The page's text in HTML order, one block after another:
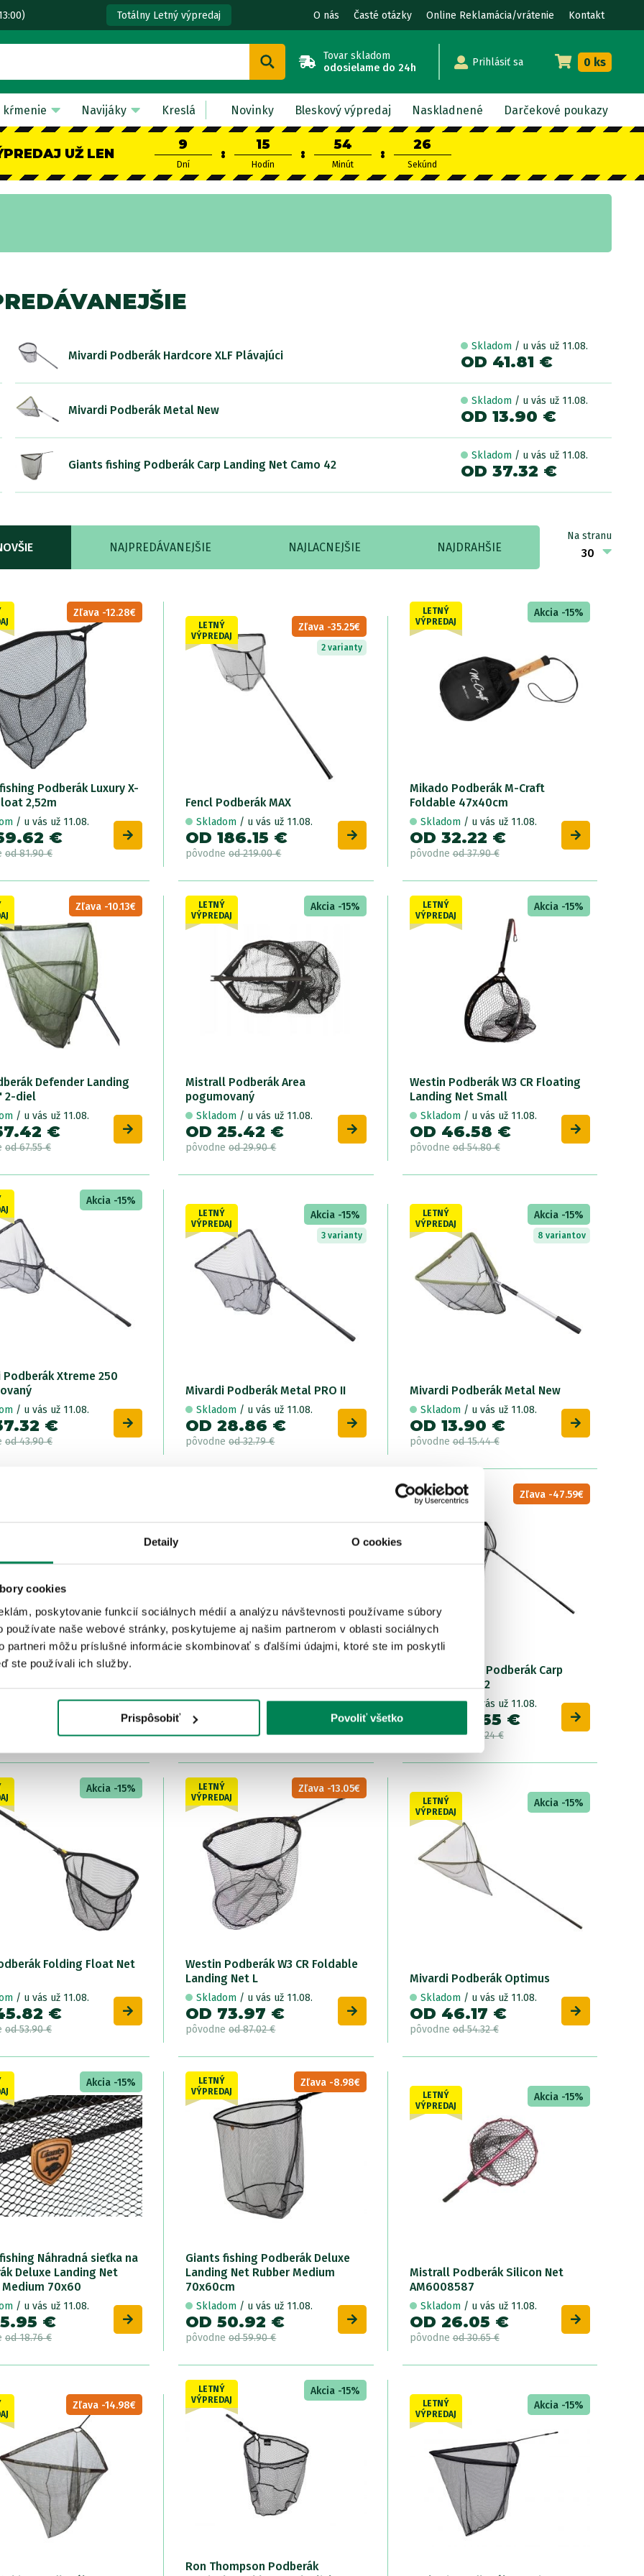
Detaily O cookies
cookies
poskytovanie funkcií sociálnych médií a analýzu návštevnosti používame súbory
používate naše webové stránky, poskytujeme aj našim partnerom v oblasti sociálnych
partneri môžu príslušné informácie skombinovať s ďalšími údajmi, ktoré ste im poskytli
ste používali ich služby.
Prispôsobiť Povoliť všetko
Totálny Letný výpredaj O nás Časté otázky Online Reklamácia/vrátenie Kontakt
Tovar skladom
odosielame do 24h
Prihlásiť sa 0 ks
kŕmenie Navijáky Kreslá Novinky Bleskový výpredaj Naskladnené Darčekové poukazy
UŽ LEN
9
Dní
:
15
Hodín
:
54
Minút
:
25
Sekúnd
Mivardi Podberák Hardcore XLF Plávajúci
Skladom / u vás už 11.08.
OD 41.81 €
Mivardi Podberák Metal New
Skladom / u vás už 11.08.
OD 13.90 €
Giants fishing Podberák Carp Landing Net Camo 42
Skladom / u vás už 11.08.
OD 37.32 €
NAJPREDÁVANEJŠIE NAJLACNEJŠIE NAJDRAHŠIE
Na stranu
Zľava -12.28€
Podberák Luxury X-
2,52m
/ u vás už 11.08.
€
od 81.90 €
LETNÝ
VÝPREDAJ
Zľava -35.25€
2 varianty
Fencl Podberák MAX
Skladom / u vás už 11.08.
OD 186.15 €
pôvodneod 219.00 €
LETNÝ
VÝPREDAJ
Akcia -15%
Mikado Podberák M-Craft
Foldable 47x40cm
Skladom / u vás už 11.08.
OD 32.22 €
pôvodneod 37.90 €
Zľava -10.13€
Defender Landing
2-diel
/ u vás už 11.08.
€
od 67.55 €
LETNÝ
VÝPREDAJ
Akcia -15%
Mistrall Podberák Area
pogumovaný
Skladom / u vás už 11.08.
OD 25.42 €
pôvodneod 29.90 €
LETNÝ
VÝPREDAJ
Akcia -15%
Westin Podberák W3 CR Floating
Landing Net Small
Skladom / u vás už 11.08.
OD 46.58 €
pôvodneod 54.80 €
Akcia -15%
Xtreme 250
/ u vás už 11.08.
€
od 43.90 €
LETNÝ
VÝPREDAJ
Akcia -15%
3 varianty
Mivardi Podberák Metal PRO II
Skladom / u vás už 11.08.
OD 28.86 €
pôvodneod 32.79 €
LETNÝ
VÝPREDAJ
Akcia -15%
8 variantov
Mivardi Podberák Metal New
Skladom / u vás už 11.08.
OD 13.90 €
pôvodneod 15.44 €
/ u vás už 11.08. Skladom/ u vás už 11.08.
OD 41.81 €
pôvodneod 49.19 €
LETNÝ
VÝPREDAJ
Zľava -47.59€
Fencl Kaprový Podberák Carp
Premium 105/2
Skladom/ u vás už 11.08.
OD 269.65 €
pôvodneod 317.24 €
Akcia -15%
Folding Float Net
/ u vás už 11.08.
€
od 53.90 €
LETNÝ
VÝPREDAJ
Zľava -13.05€
Westin Podberák W3 CR Foldable
Landing Net L
Skladom / u vás už 11.08.
OD 73.97 €
pôvodneod 87.02 €
LETNÝ
VÝPREDAJ
Akcia -15%
Mivardi Podberák Optimus
Skladom / u vás už 11.08.
OD 46.17 €
pôvodneod 54.32 €
Akcia -15%
Náhradná sieťka na
Deluxe Landing Net
Medium 70x60
/ u vás už 11.08.
€
od 18.76 €
LETNÝ
VÝPREDAJ
Zľava -8.98€
Giants fishing Podberák Deluxe
Landing Net Rubber Medium
70x60cm
Skladom / u vás už 11.08.
OD 50.92 €
pôvodneod 59.90 €
LETNÝ
VÝPREDAJ
Akcia -15%
Mistrall Podberák Silicon Net
AM6008587
Skladom / u vás už 11.08.
OD 26.05 €
pôvodneod 30.65 €
Zľava -14.98€
LETNÝ
VÝPREDAJ
Akcia -15%
Ron Thompson Podberák
LETNÝ
VÝPREDAJ
Akcia -15%